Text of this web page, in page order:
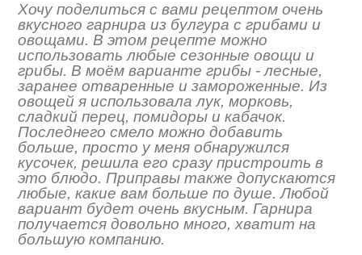
Хочу поделиться с вами рецептом очень
вкусного гарнира из булгура с грибами и
овощами. В этом рецепте можно
использовать любые сезонные овощи и
грибы. В моём варианте грибы - лесные,
заранее отваренные и замороженные. Из
овощей я использовала лук, морковь,
сладкий перец, помидоры и кабачок.
Последнего смело можно добавить
больше, просто у меня обнаружился
кусочек, решила его сразу пристроить в
это блюдо. Приправы также допускаются
любые, какие вам больше по душе. Любой
вариант будет очень вкусным. Гарнира
получается довольно много, хватит на
большую компанию.